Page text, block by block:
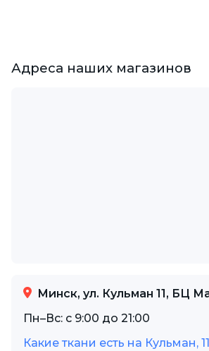
Адреса наших магазинов
Минск, ул. Кульман 11, БЦ
Пн–Вс: с 9:00 до 21:00
Какие ткани есть на Кульман,